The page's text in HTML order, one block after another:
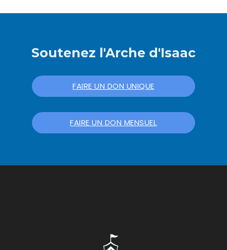
Soutenez l'Arche d'Isaac
FAIRE UN DON UNIQUE
FAIRE UN DON MENSUEL